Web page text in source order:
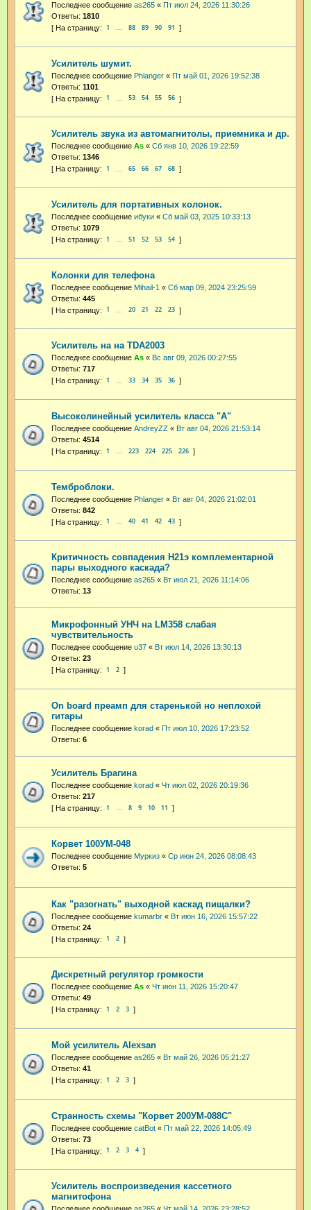
Последнее сообщение as265 « Пт июл 24, 2026 11:30:26
Ответы: 1810
1 … 88 89 90 91
Усилитель шумит.
Последнее сообщение Phlanger « Пт май 01, 2026 19:52:38
Ответы: 1101
1 53 54 55 56
Усилитель звука из автомагнитолы, приемника и др.
Последнее сообщение As « Сб янв 10, 2026 19:22:59
Ответы: 1346
1 65 66 67 68
Усилитель для портативных колонок.
Последнее сообщение ибуки « Сб май 03, 2025 10:33:13
Ответы: 1079
1 … 51 52 53 54
Колонки для телефона
Последнее сообщение Mihail-1 « Сб мар 09, 2024 23:25:59
Ответы: 445
1 20 21 22 23
Усилитель на на TDA2003
Последнее сообщение As « Вс авг 09, 2026 00:27:55
Ответы: 717
1 33 34 35 36
Высоколинейный усилитель класса "А"
Последнее сообщение AndreyZZ « Вт авг 04, 2026 21:53:14
Ответы: 4514
1 … 223 224 225 226
Темброблоки.
Последнее сообщение Phlanger « Вт авг 04, 2026 21:02:01
Ответы: 842
1 40 41 42 43
Критичность совпадения H21э комплементарной
пары выходного каскада?
Последнее сообщение as265 « Вт июл 21, 2026 11:14:06
Ответы: 13
Микрофонный УНЧ на LM358 слабая
чувствительность
Последнее сообщение u37 « Вт июл 14, 2026 13:30:13
Ответы: 23
1 2
On board преамп для старенькой но неплохой
гитары
Последнее сообщение korad « Пт июл 10, 2026 17:23:52
Ответы: 6
Усилитель Брагина
Последнее сообщение korad « Чт июл 02, 2026 20:19:36
Ответы: 217
1 … 8 9 10 11
Корвет 100УМ-048
Последнее сообщение Муркиз « Ср июн 24, 2026 08:08:43
Ответы: 5
Как "разогнать" выходной каскад пищалки?
Последнее сообщение kumarbr « Вт июн 16, 2026 15:57:22
Ответы: 24
1 2
Дискретный регулятор громкости
Последнее сообщение As « Чт июн 11, 2026 15:20:47
Ответы: 49
1 2 3
Мой усилитель Alexsan
Последнее сообщение as265 « Вт май 26, 2026 05:21:27
Ответы: 41
1 2 3
Странность схемы "Корвет 200УМ-088С"
Последнее сообщение catBot « Пт май 22, 2026 14:05:49
Ответы: 73
1 2 3 4
Усилитель воспроизведения кассетного
магнитофона